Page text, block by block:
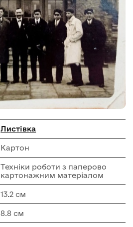
Листівка
Картон
Техніки роботи з паперово
картонажним матеріалом
13.2 см
8.8 см